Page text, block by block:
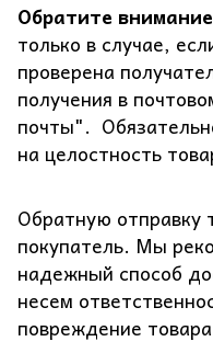
Обратите
только в случае,
проверена
получения в
почты".
на целостность
Обратную отправку
покупатель. Мы
надежный способ
несем
повреждение